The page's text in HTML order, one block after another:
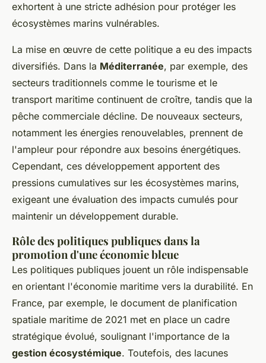
exhortent à une stricte adhésion pour protéger les
écosystèmes marins vulnérables.
La mise en œuvre de cette politique a eu des impacts
diversifiés. Dans la Méditerranée, par exemple, des
secteurs traditionnels comme le tourisme et le
transport maritime continuent de croître, tandis que la
pêche commerciale décline. De nouveaux secteurs,
notamment les énergies renouvelables, prennent de
l'ampleur pour répondre aux besoins énergétiques.
Cependant, ces développement apportent des
pressions cumulatives sur les écosystèmes marins,
exigeant une évaluation des impacts cumulés pour
maintenir un développement durable.
Rôle des politiques publiques dans la
promotion d'une économie bleue
Les politiques publiques jouent un rôle indispensable
en orientant l'économie maritime vers la durabilité. En
France, par exemple, le document de planification
spatiale maritime de 2021 met en place un cadre
stratégique évolué, soulignant l'importance de la
gestion écosystémique. Toutefois, des lacunes